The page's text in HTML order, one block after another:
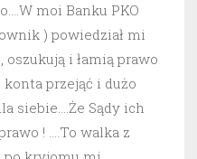
moi Banku PKO
) powiedział mi
i łamią prawo
przejąć i dużo
siebie….Że Sądy ich
! ….To walka z